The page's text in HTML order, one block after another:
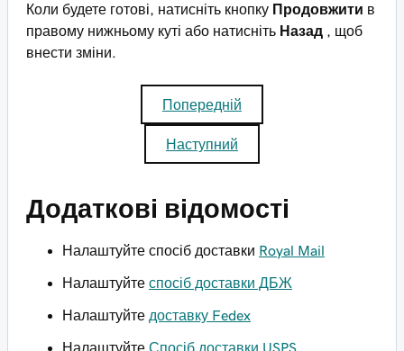
Коли будете готові, натисніть кнопку Продовжити в
правому нижньому куті або натисніть Назад , щоб
внести зміни.
Попередній
Наступний
Додаткові відомості
Налаштуйте спосіб доставки Royal Mail
Налаштуйте спосіб доставки ДБЖ
Налаштуйте доставку Fedex
Налаштуйте Спосіб доставки USPS